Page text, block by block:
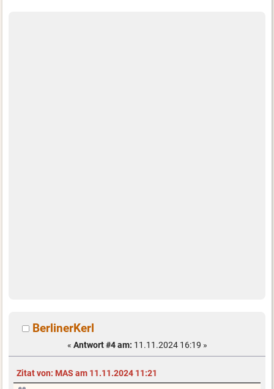
BerlinerKerl
« Antwort #4 am: 11.11.2024 16:19 »
Zitat von: MAS am 11.11.2024 11:21